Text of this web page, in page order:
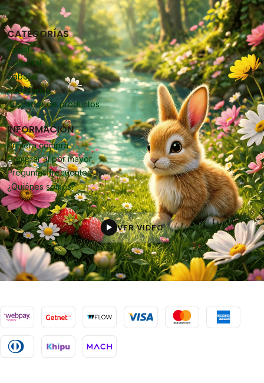
CATEGORÍAS
Facial
Corporal
Cabello
Accesorios
Buscador de productos
INFORMACIÓN
Primera compra
Comprar al por mayor
Preguntas frecuentes
¿Quiénes somos?
▶ VER VIDEO